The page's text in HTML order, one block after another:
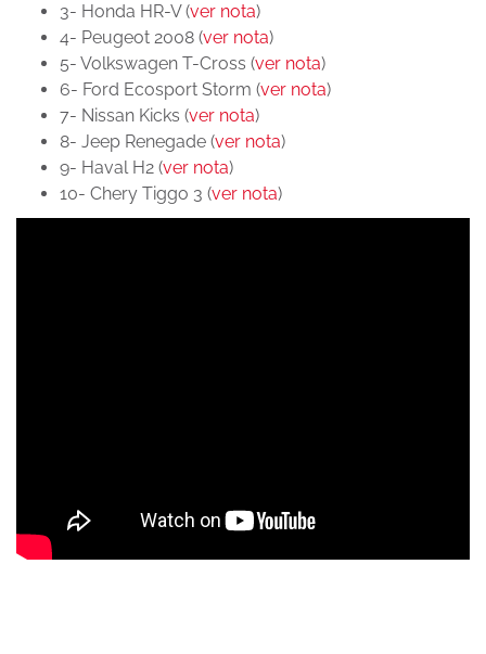
3- Honda HR-V (ver nota)
4- Peugeot 2008 (ver nota)
5- Volkswagen T-Cross (ver nota)
6- Ford Ecosport Storm (ver nota)
7- Nissan Kicks (ver nota)
8- Jeep Renegade (ver nota)
9- Haval H2 (ver nota)
10- Chery Tiggo 3 (ver nota)